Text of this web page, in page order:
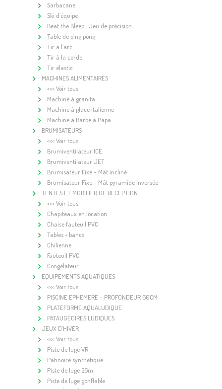
Sarbacane
Ski d’équipe
Beat the Bleep : Jeu de précision
Table de ping pong
Tir à l’arc
Tir à la corde
Tir élastic
MACHINES ALIMENTAIRES
<<< Voir tous
Machine à granita
Machine à glace italienne
Machine à Barbe à Papa
BRUMISATEURS
<<< Voir tous
Brumiventilateur ICE
Brumiventilateur JET
Brumisateur Fixe – Mât incliné
Brumisateur Fixe – Mât pyramide inversée
TENTES ET MOBILIER DE RECEPTION
<<< Voir tous
Chapiteaux en location
Chaise fauteuil PVC
Tables + bancs
Chilienne
Fauteuil PVC
Congélateur
EQUIPEMENTS AQUATIQUES
<<< Voir tous
PISCINE EPHEMERE – PROFONDEUR 60CM
PLATEFORME AQUALUDIQUE
PATAUGEOIRES LUDIQUES
JEUX D’HIVER
<<< Voir tous
Piste de luge VR
Patinoire synthétique
Piste de luge 26m
Piste de luge gonflable